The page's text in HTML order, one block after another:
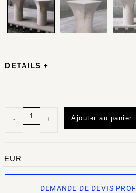
DETAILS +
- + Ajouter au panier
DEMANDE DE DEVIS